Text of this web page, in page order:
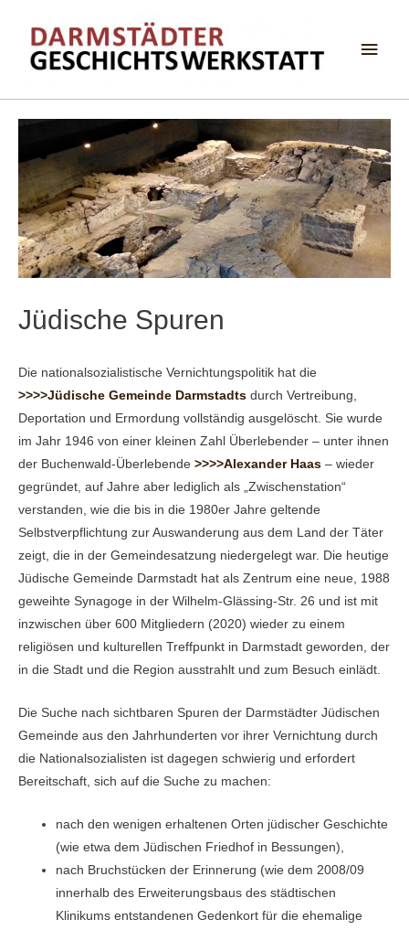
Jüdische Spuren
Die nationalsozialistische Vernichtungspolitik hat die
>>>>Jüdische Gemeinde Darmstadts durch Vertreibung,
Deportation und Ermordung vollständig ausgelöscht. Sie wurde
im Jahr 1946 von einer kleinen Zahl Überlebender – unter ihnen
der Buchenwald-Überlebende >>>>Alexander Haas – wieder
gegründet, auf Jahre aber lediglich als „Zwischenstation“
verstanden, wie die bis in die 1980er Jahre geltende
Selbstverpflichtung zur Auswanderung aus dem Land der Täter
zeigt, die in der Gemeindesatzung niedergelegt war. Die heutige
Jüdische Gemeinde Darmstadt hat als Zentrum eine neue, 1988
geweihte Synagoge in der Wilhelm-Glässing-Str. 26 und ist mit
inzwischen über 600 Mitgliedern (2020) wieder zu einem
religiösen und kulturellen Treffpunkt in Darmstadt geworden, der
in die Stadt und die Region ausstrahlt und zum Besuch einlädt.
Die Suche nach sichtbaren Spuren der Darmstädter Jüdischen
Gemeinde aus den Jahrhunderten vor ihrer Vernichtung durch
die Nationalsozialisten ist dagegen schwierig und erfordert
Bereitschaft, sich auf die Suche zu machen:
nach den wenigen erhaltenen Orten jüdischer Geschichte
(wie etwa dem Jüdischen Friedhof in Bessungen),
nach Bruchstücken der Erinnerung (wie dem 2008/09
innerhalb des Erweiterungsbaus des städtischen
Klinikums entstandenen Gedenkort für die ehemalige